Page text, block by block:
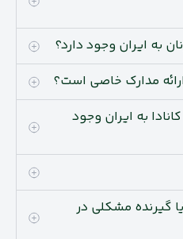
به ایران وجود دارد؟
ارائه مدارک خاصی است؟
به ایران وجود
گیرنده مشکلی در